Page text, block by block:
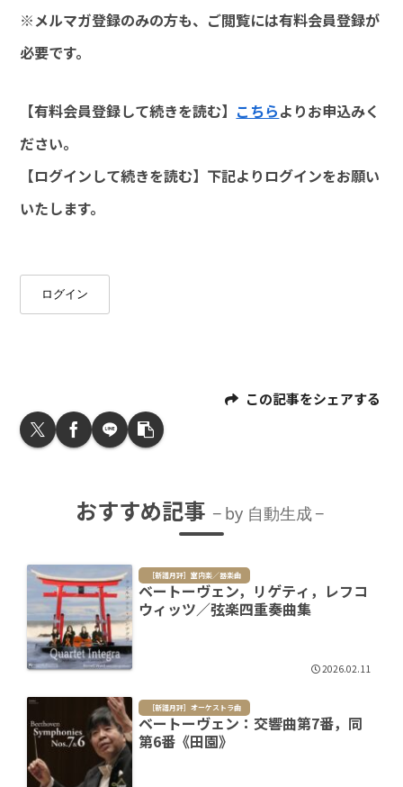
※メルマガ登録のみの方も、ご閲覧には有料会員登録が
必要です。
【有料会員登録して続きを読む】 こちらよりお申込みく
ださい。
【ログインして続きを読む】下記よりログインをお願い
いたします。
ログイン
この記事をシェアする
おすすめ記事 by 自動生成
［新譜月評］室内楽／器楽曲
ベートーヴェン，リゲティ，レフコ
ウィッツ／弦楽四重奏曲集
2026.02.11
［新譜月評］オーケストラ曲
ベートーヴェン：交響曲第7番，同
第6番《田園》